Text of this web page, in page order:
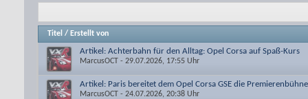
Titel / Erstellt von
Artikel: Achterbahn für den Alltag: Opel Corsa auf Spaß-Kurs
MarcusOCT - 29.07.2026, 17:55 Uhr
Artikel: Paris bereitet dem Opel Corsa GSE die Premierenbühne
MarcusOCT - 24.07.2026, 20:38 Uhr